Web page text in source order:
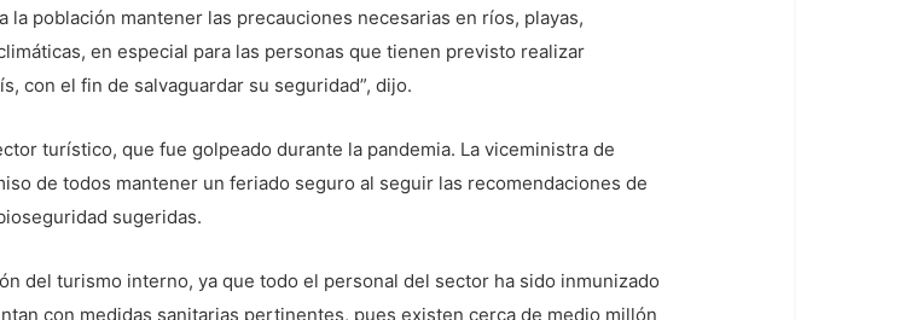
población mantener las precauciones necesarias en ríos, playas,
en especial para las personas que tienen previsto realizar
con el fin de salvaguardar su seguridad”, dijo.
turístico, que fue golpeado durante la pandemia. La viceministra de
de todos mantener un feriado seguro al seguir las recomendaciones de
sugeridas.
del turismo interno, ya que todo el personal del sector ha sido inmunizado
con medidas sanitarias pertinentes, pues existen cerca de medio millón